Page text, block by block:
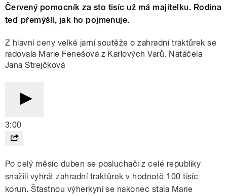
Červený pomocník za sto tisíc už má majitelku. Rodina
teď přemýšlí, jak ho pojmenuje.
Z hlavní ceny velké jarní soutěže o zahradní traktůrek se
radovala Marie Fenešová z Karlových Varů. Natáčela
Jana Strejčková
3:00
Po celý měsíc duben se posluchači z celé republiky
snažili vyhrát zahradní traktůrek v hodnotě 100 tisíc
korun. Šťastnou výherkyní se nakonec stala Marie